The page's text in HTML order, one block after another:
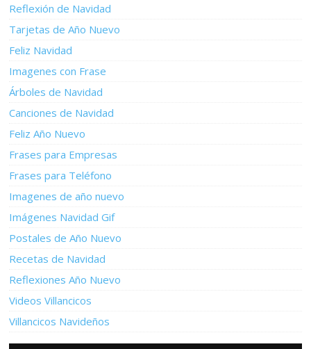
Reflexión de Navidad
Tarjetas de Año Nuevo
Feliz Navidad
Imagenes con Frase
Árboles de Navidad
Canciones de Navidad
Feliz Año Nuevo
Frases para Empresas
Frases para Teléfono
Imagenes de año nuevo
Imágenes Navidad Gif
Postales de Año Nuevo
Recetas de Navidad
Reflexiones Año Nuevo
Videos Villancicos
Villancicos Navideños